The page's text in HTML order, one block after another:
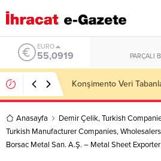
ALTIN
6.525,81 PARÇALI
Cat Litter Importer
Anasayfa Demir Çelik,Turkish
Turkish Manufacturer Companies,
Borsac Metal San. A.Ş. – Metal Sheet